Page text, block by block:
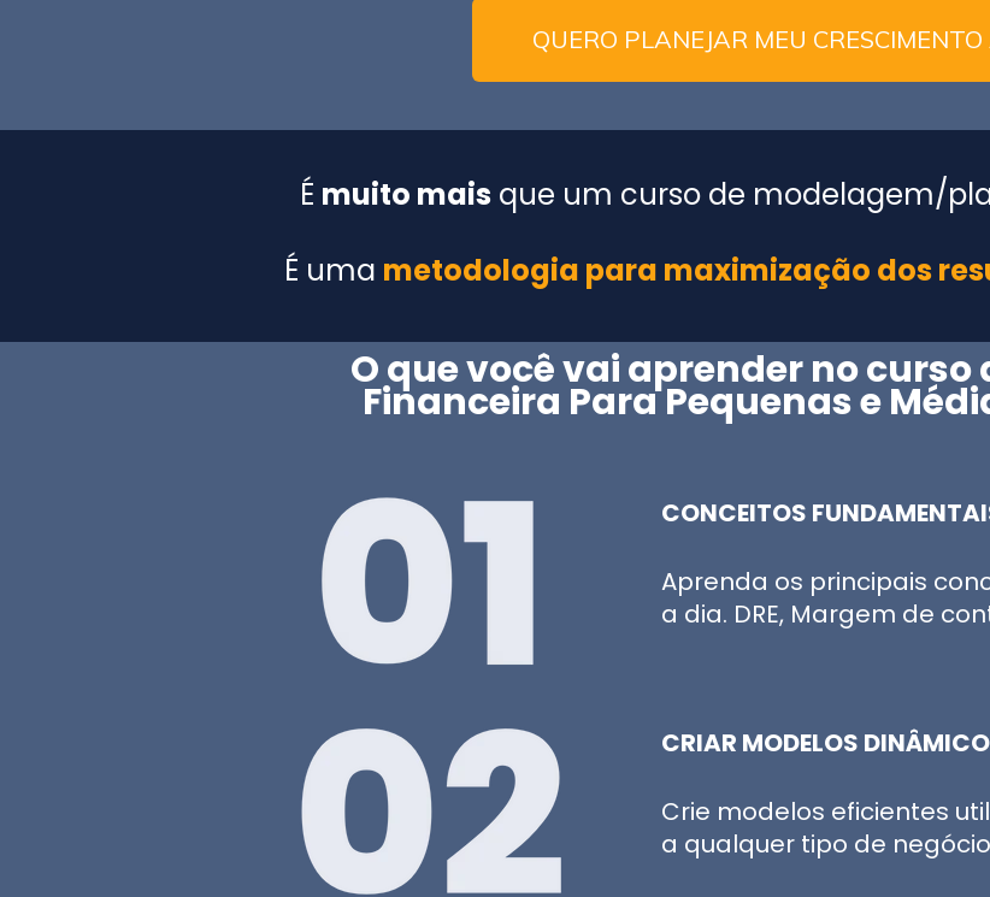
QUERO PLANEJAR MEU
É muito mais que um curso de modelagem/
É uma metodologia para maximização dos
O que você vai aprender no curso
Financeira Para Pequenas e
CONCEITOS
Aprenda os principais
a dia. DRE, Margem de
CRIAR MODELOS
Crie modelos eficientes
a qualquer tipo de